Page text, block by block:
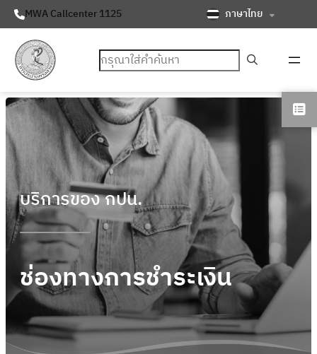
MWA Callcenter 1125 ภาษาไทย
ค้นหา
บริการของ กปน.
ช่องทางการชำระเงิน